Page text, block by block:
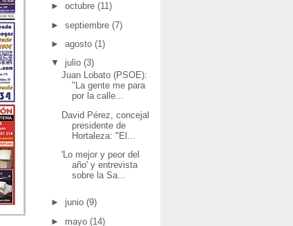
► octubre (11)
► septiembre (7)
► agosto (1)
▼
julio (3)
Juan Lobato (PSOE):
"La gente me para
por la calle...
David Pérez, concejal
presidente de
Hortaleza: "El...
'Lo mejor y peor del
año' y entrevista
sobre la Sa...
► junio (9)
► mayo (14)